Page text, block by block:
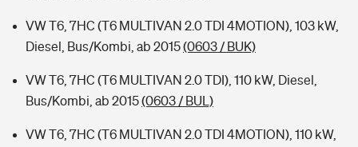
VW T6, 7HC (T6 MULTIVAN 2.0 TDI 4MOTION), 103 kW,
Diesel, Bus/Kombi, ab 2015(0603 / BUK)
VW T6, 7HC (T6 MULTIVAN 2.0 TDI), 110 kW, Diesel,
Bus/Kombi, ab 2015(0603 / BUL)
VW T6, 7HC (T6 MULTIVAN 2.0 TDI 4MOTION), 110 kW,